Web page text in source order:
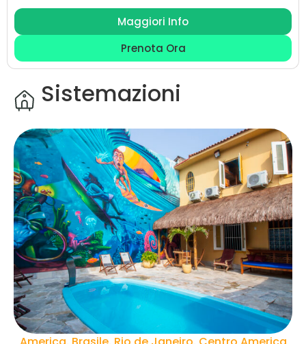
Maggiori Info
Prenota Ora
Sistemazioni